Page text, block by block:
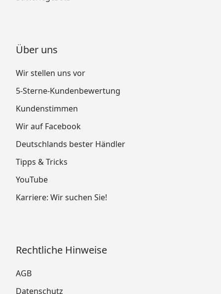
Über uns
Wir stellen uns vor
5-Sterne-Kundenbewertung
Kundenstimmen
Wir auf Facebook
Deutschlands bester Händler
Tipps & Tricks
YouTube
Karriere: Wir suchen Sie!
Rechtliche Hinweise
AGB
Datenschutz